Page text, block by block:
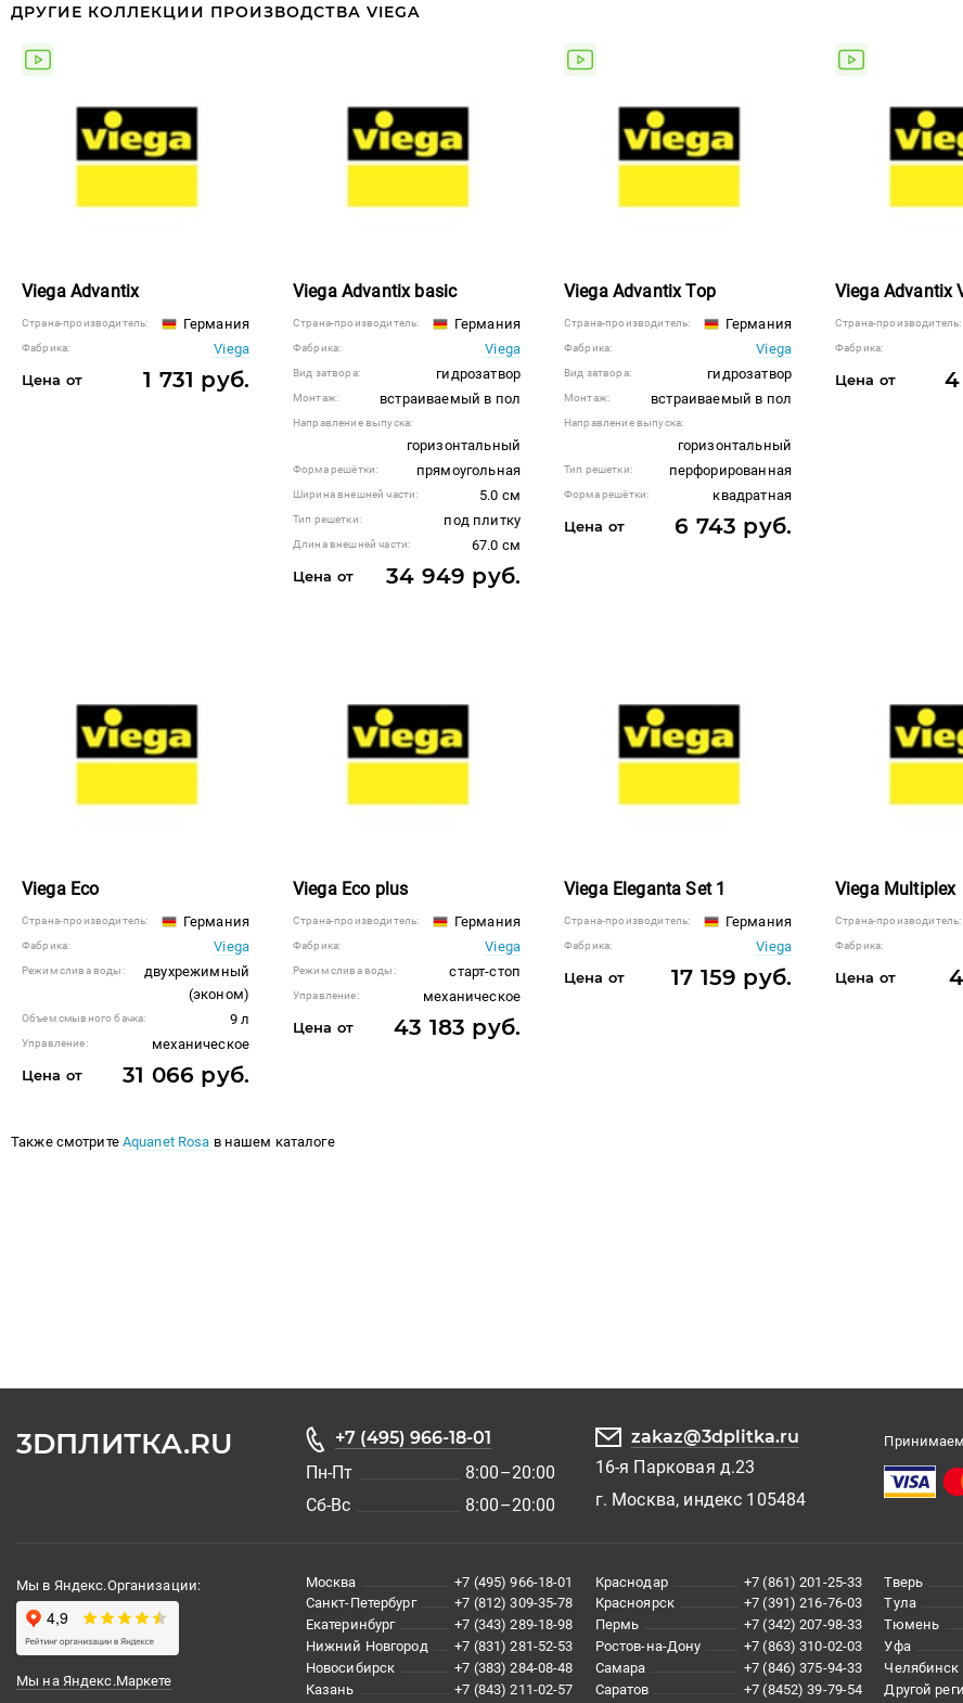
ДРУГИЕ КОЛЛЕКЦИИ ПРОИЗВОДСТВА VIEGA
Viega Advantix
Страна-производитель: Германия
Фабрика: Viega
Цена от 1 731 руб.
Viega Advantix basic
Страна-производитель: Германия
Фабрика: Viega
Вид затвора: гидрозатвор
Монтаж: встраиваемый в пол
Направление выпуска:
горизонтальный
Форма решётки: прямоугольная
Ширина внешней части: 5.0 см
Тип решетки: под плитку
Длина внешней части: 67.0 см
Цена от 34 949 руб.
Viega Advantix Top
Страна-производитель: Германия
Фабрика: Viega
Вид затвора: гидрозатвор
Монтаж: встраиваемый в пол
Направление выпуска:
горизонтальный
Тип решетки: перфорированная
Форма решётки: квадратная
Цена от 6 743 руб.
Viega Advantix
Страна-производитель:
Фабрика:
Цена от
Viega Eco
Страна-производитель: Германия
Фабрика: Viega
Режим слива воды:
двухрежимный
(эконом)
Объем смывного бачка: 9 л
Управление: механическое
Цена от 31 066 руб.
Viega Eco plus
Страна-производитель: Германия
Фабрика: Viega
Режим слива воды: старт-стоп
Управление: механическое
Цена от 43 183 руб.
Viega Eleganta Set 1
Страна-производитель: Германия
Фабрика: Viega
Цена от 17 159 руб.
Viega Multiplex
Страна-производитель:
Фабрика:
Цена от
Также смотрите Aquanet Rosa в нашем каталоге
3DПЛИТКА.RU
+7 (495) 966-18-01
Пн-Пт
8:00–20:00
Сб-Вс
8:00–20:00
zakaz@3dplitka.ru
16-я Парковая д.23
г. Москва, индекс 105484
Мы в Яндекс.Организации:
Мы на Яндекс.Маркете
Москва
+7 (495) 966-18-01
Санкт-Петербург
+7 (812) 309-35-78
Екатеринбург
+7 (343) 289-18-98
Нижний Новгород
+7 (831) 281-52-53
Новосибирск
+7 (383) 284-08-48
Казань
+7 (843) 211-02-57
Краснодар
+7 (861) 201-25-33
Красноярск
+7 (391) 216-76-03
Пермь
+7 (342) 207-98-33
Ростов-на-Дону
+7 (863) 310-02-03
Самара
+7 (846) 375-94-33
Саратов
+7 (8452) 39-79-54
Тверь
Тула
Тюмень
Уфа
Челябинск
Другой